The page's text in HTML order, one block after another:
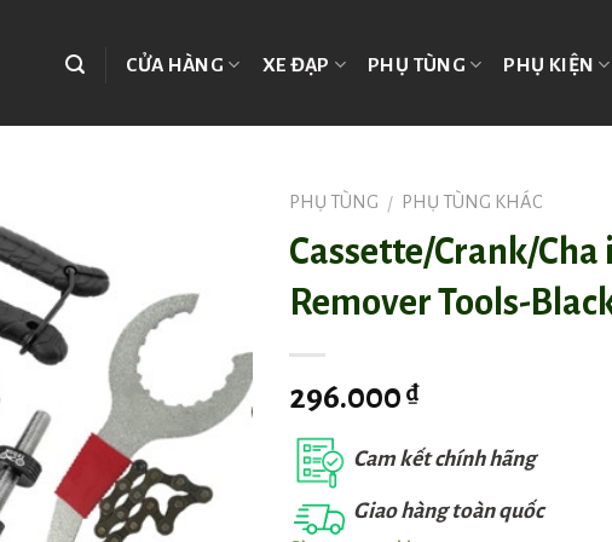
CỬA HÀNG XE ĐẠP PHỤ TÙNG PHỤ KIỆN
PHỤ TÙNG / PHỤ TÙNG KHÁC
Cassette/Crank/
Remover Tools-
296.000 ₫
Cam kết chính hãng
Giao hàng toàn quốc